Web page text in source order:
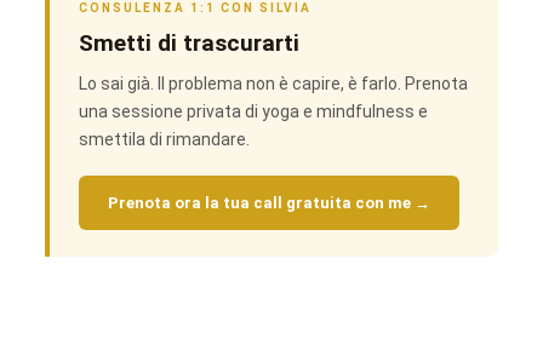
CONSULENZA 1:1 CON SILVIA
Smetti di trascurarti
Lo sai già. Il problema non è capire, è farlo. Prenota
una sessione privata di yoga e mindfulness e
smettila di rimandare.
Prenota ora la tua call gratuita con me →